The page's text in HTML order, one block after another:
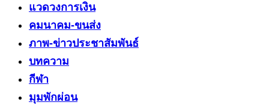
แวดวงการเงิน
คมนาคม-ขนส่ง
ภาพ-ข่าวประชาสัมพันธ์
บทความ
กีฬา
มุมพักผ่อน